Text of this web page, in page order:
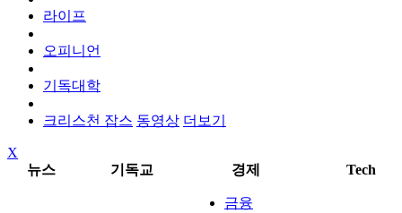
라이프
오피니언
기독대학
크리스천 잡스 동영상 더보기
X
뉴스
기독교 경제 Tech
금융